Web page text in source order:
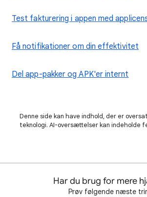
Test fakturering i appen med
Få notifikationer om din effektivitet
Del app-pakker og APK'er internt
Denne side kan have indhold, der er
teknologi. AI-oversættelser kan indeholde
Har du brug for mere
Prøv følgende næste